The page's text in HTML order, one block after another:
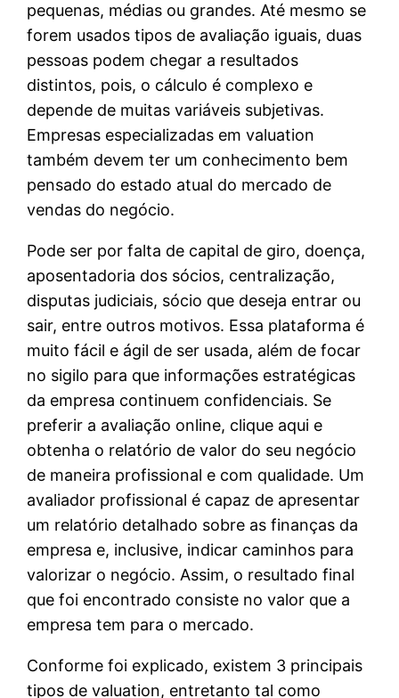
pequenas, médias ou grandes. Até mesmo se
forem usados tipos de avaliação iguais, duas
pessoas podem chegar a resultados
distintos, pois, o cálculo é complexo e
depende de muitas variáveis subjetivas.
Empresas especializadas em valuation
também devem ter um conhecimento bem
pensado do estado atual do mercado de
vendas do negócio.
Pode ser por falta de capital de giro, doença,
aposentadoria dos sócios, centralização,
disputas judiciais, sócio que deseja entrar ou
sair, entre outros motivos. Essa plataforma é
muito fácil e ágil de ser usada, além de focar
no sigilo para que informações estratégicas
da empresa continuem confidenciais. Se
preferir a avaliação online, clique aqui e
obtenha o relatório de valor do seu negócio
de maneira profissional e com qualidade. Um
avaliador profissional é capaz de apresentar
um relatório detalhado sobre as finanças da
empresa e, inclusive, indicar caminhos para
valorizar o negócio. Assim, o resultado final
que foi encontrado consiste no valor que a
empresa tem para o mercado.
Conforme foi explicado, existem 3 principais
tipos de valuation, entretanto tal como